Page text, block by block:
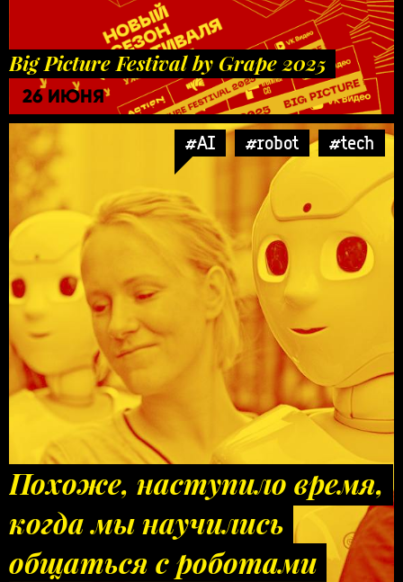
Big Picture Festival by Grape 2025
26 ИЮНЯ
#AI #robot #tech
Похоже, наступило время,
когда мы научились
общаться с роботами